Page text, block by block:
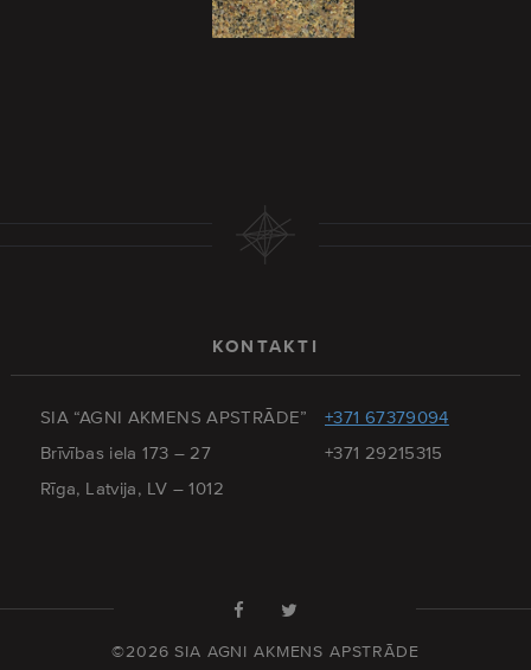
KONTAKTI
SIA “AGNI AKMENS APSTRĀDE”
Brīvības iela 173 – 27
Rīga, Latvija, LV – 1012
+371 67379094
+371 29215315
©2026 SIA AGNI AKMENS APSTRĀDE